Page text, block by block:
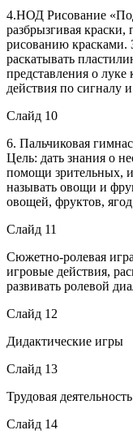
4.НОД Рисование
разбрызгивая
рисованию красками.
раскатывать
представления о
действия по сигналу
Слайд 10
6. Пальчиковая
Цель: дать знания о
помощи зрительных,
называть овощи и
овощей, фруктов,
Слайд 11
Сюжетно-ролевая
игровые действия,
развивать ролевой
Слайд 12
Дидактические игры
Слайд 13
Трудовая
Слайд 14